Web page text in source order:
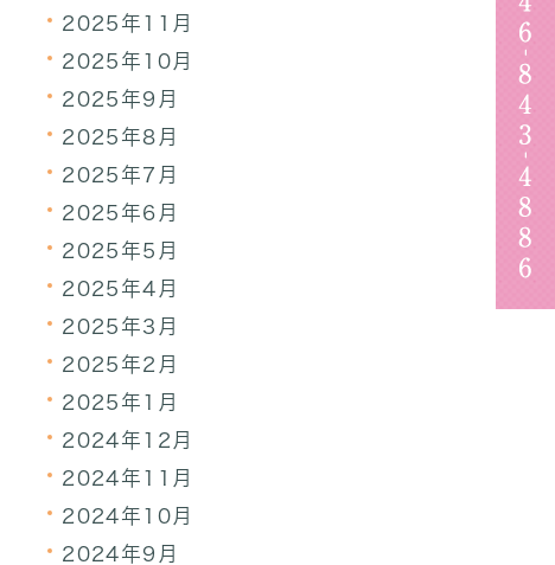
2025年11月
2025年10月
2025年9月
2025年8月
2025年7月
2025年6月
2025年5月
2025年4月
2025年3月
2025年2月
2025年1月
2024年12月
2024年11月
2024年10月
2024年9月